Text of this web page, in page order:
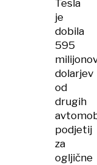
Tesla
je
dobila
595
dolarjev
od
drugih
podjetij
za
ogljične